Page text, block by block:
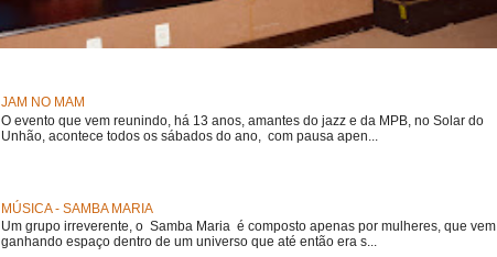
JAM NO MAM
O evento que vem reunindo, há 13 anos, amantes do jazz e da MPB, no Solar do
Unhão, acontece todos os sábados do ano, com pausa apen...
MÚSICA - SAMBA MARIA
Um grupo irreverente, o Samba Maria é composto apenas por mulheres, que vem
ganhando espaço dentro de um universo que até então era s...